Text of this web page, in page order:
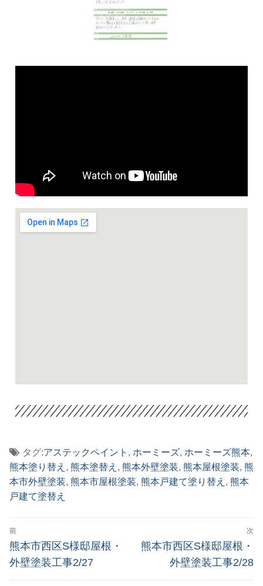
タグ:アステックペイント , ホーミーズ, ホーミーズ熊本,
熊本塗り替え , 熊本塗替え , 熊本外壁塗装, 熊本屋根塗装, 熊
本市外壁塗装, 熊本市屋根塗装, 熊本戸建て塗り替え , 熊本
戸建て塗替え
前
熊本市西区S様邸屋根・
外壁塗装工事2/27
次
熊本市西区S様邸屋根・
外壁塗装工事2/28